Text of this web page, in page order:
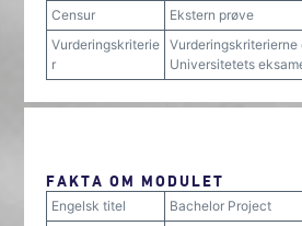
Censur
Ekstern prøve
Vurderingskriterie
r
Vurderingskriterierne
Universitetets
FAKTA OM MODULET
Engelsk titel
Bachelor Project